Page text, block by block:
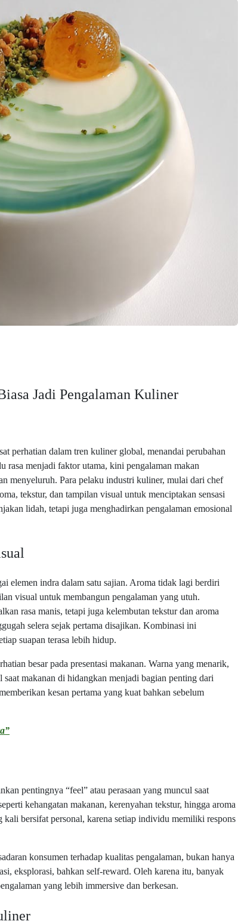
Jadi Pengalaman Kuliner
perhatian dalam tren kuliner global, menandai perubahan
rasa menjadi faktor utama, kini pengalaman makan
menyeluruh. Para pelaku industri kuliner, mulai dari chef
tekstur, dan tampilan visual untuk menciptakan sensasi
lidah, tetapi juga menghadirkan pengalaman emosional
elemen indra dalam satu sajian. Aroma tidak lagi berdiri
visual untuk membangun pengalaman yang utuh.
rasa manis, tetapi juga kelembutan tekstur dan aroma
selera sejak pertama disajikan. Kombinasi ini
suapan terasa lebih hidup.
besar pada presentasi makanan. Warna yang menarik,
makanan di hidangkan menjadi bagian penting dari
kesan pertama yang kuat bahkan sebelum
pentingnya “feel” atau perasaan yang muncul saat
kehangatan makanan, kerenyahan tekstur, hingga aroma
bersifat personal, karena setiap individu memiliki respons
konsumen terhadap kualitas pengalaman, bukan hanya
eksplorasi, bahkan self-reward. Oleh karena itu, banyak
yang lebih immersive dan berkesan.